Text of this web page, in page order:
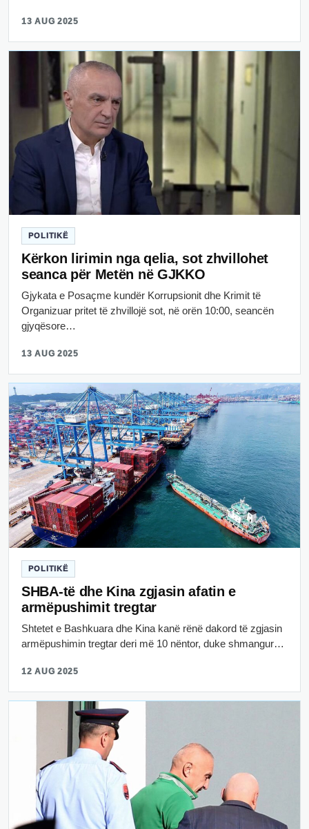
13 AUG 2025
POLITIKË
Kërkon lirimin nga qelia, sot zhvillohet
seanca për Metën në GJKKO
Gjykata e Posaçme kundër Korrupsionit dhe Krimit të
Organizuar pritet të zhvillojë sot, në orën 10:00, seancën
gjyqësore…
13 AUG 2025
POLITIKË
SHBA-të dhe Kina zgjasin afatin e
armëpushimit tregtar
Shtetet e Bashkuara dhe Kina kanë rënë dakord të zgjasin
armëpushimin tregtar deri më 10 nëntor, duke shmangur…
12 AUG 2025